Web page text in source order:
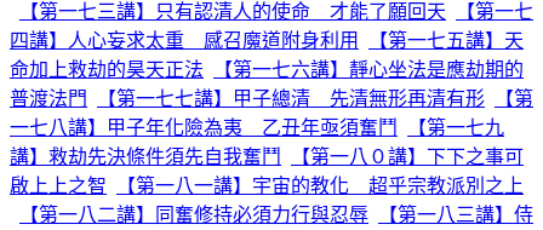
【第一七三講】只有認清人的使命 才能了願回天
【第一七
四講】人心妄求太重 感召魔道附身利用
【第一七五講】天
命加上救劫的昊天正法
【第一七六講】靜心坐法是應劫期的
普渡法門
【第一七七講】甲子總清 先清無形再清有形
【第
一七八講】甲子年化險為夷 乙丑年亟須奮鬥
【第一七九
講】救劫先決條件須先自我奮鬥
【第一八０講】下下之事可
啟上上之智
【第一八一講】宇宙的教化 超乎宗教派別之上
【第一八二講】同奮修持必須力行與忍辱
【第一八三講】侍